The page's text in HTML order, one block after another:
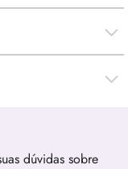
dúvidas sobre